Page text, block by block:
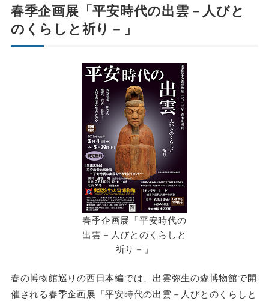
春季企画展「平安時代の出雲－人びと
のくらしと祈り－」
春季企画展「平安時代の
出雲－人びとのくらしと
祈り－」
春の博物館巡りの西日本編では、出雲弥生の森博物館で開
催される春季企画展「平安時代の出雲－人びとのくらしと